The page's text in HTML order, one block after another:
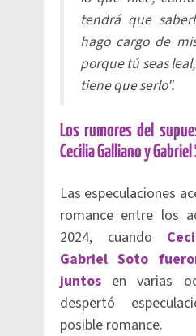
tendrá que
hago cargo de
porque tú seas
tiene que serlo".
Los rumores del
Cecilia Galliano y
Las especulaciones
romance entre los
2024, cuando
Gabriel Soto
juntos en varias
despertó
posible romance.